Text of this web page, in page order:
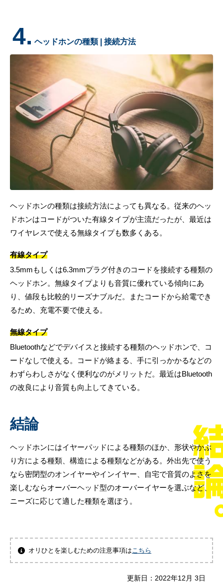
4. ヘッドホンの種類 | 接続方法
ヘッドホンの種類は接続方法によっても異なる。従来のヘッ
ドホンはコードがついた有線タイプが主流だったが、最近は
ワイヤレスで使える無線タイプも数多くある。
有線タイプ
3.5mmもしくは6.3mmプラグ付きのコードを接続する種類の
ヘッドホン。無線タイプよりも音質に優れている傾向にあ
り、値段も比較的リーズナブルだ。またコードから給電でき
るため、充電不要で使える。
無線タイプ
Bluetoothなどでデバイスと接続する種類のヘッドホンで、コ
ードなしで使える。コードが絡まる、手に引っかかるなどの
わずらわしさがなく便利なのがメリットだ。最近はBluetooth
の改良により音質も向上してきている。
結論
ヘッドホンにはイヤーパッドによる種類のほか、形状やかぶ
り方による種類、構造による種類などがある。外出先で使う
なら密閉型のオンイヤーやインイヤー、自宅で音質のよさを
楽しむならオーバーヘッド型のオーバーイヤーを選ぶなど、
ニーズに応じて適した種類を選ぼう。
オリひとを楽しむための注意事項は こちら
更新日： 2022年12月 3日